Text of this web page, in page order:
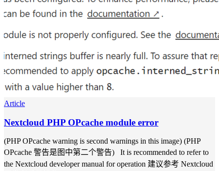
Article
Nextcloud PHP OPcache module error
(PHP OPcache warning is second warnings in this image) (PHP
OPcache 警告是图中第二个警告) It is recommended to refer to
the Nextcloud developer manual for operation 建议参考 Nextcloud